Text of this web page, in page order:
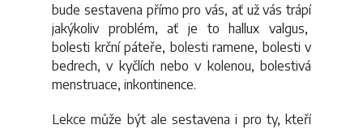
bude sestavena přímo pro vás, ať už vás trápí
jakýkoliv problém, ať je to hallux valgus,
bolesti krční páteře, bolesti ramene, bolesti v
bedrech, v kyčlích nebo v kolenou, bolestivá
menstruace, inkontinence.
Lekce může být ale sestavena i pro ty, kteří